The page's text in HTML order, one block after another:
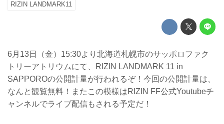
RIZIN LANDMARK11
6月13日（金）15:30より北海道札幌市のサッポロファク
トリーアトリウムにて、RIZIN LANDMARK 11 in
SAPPOROの公開計量が行われるぞ！今回の公開計量は、
なんと観覧無料！またこの模様はRIZIN FF公式Youtubeチ
ャンネルでライブ配信もされる予定だ！